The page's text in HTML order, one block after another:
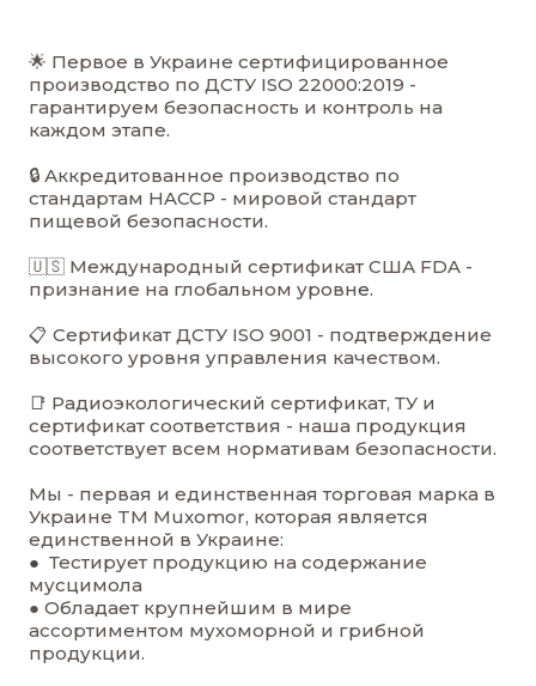
🌟 Первое в Украине сертифицированное
производство по ДСТУ ISO 22000:2019 -
гарантируем безопасность и контроль на
каждом этапе.
🔒 Аккредитованное производство по
стандартам HACCP - мировой стандарт
пищевой безопасности.
🇺🇸 Международный сертификат США FDA -
признание на глобальном уровне.
📋 Сертификат ДСТУ ISO 9001 - подтверждение
высокого уровня управления качеством.
📑 Радиоэкологический сертификат, ТУ и
сертификат соответствия - наша продукция
соответствует всем нормативам безопасности.
Мы - первая и единственная торговая марка в
Украине TM Muxomor, которая является
единственной в Украине:
● Тестирует продукцию на содержание
мусцимола
● Обладает крупнейшим в мире
ассортиментом мухоморной и грибной
продукции.